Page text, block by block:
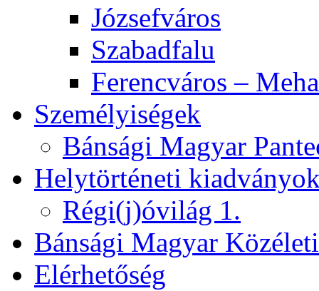
Józsefváros
Szabadfalu
Ferencváros –
Személyiségek
Bánsági Magyar
Helytörténeti
Régi(j)óvilág 1.
Bánsági Magyar
Elérhetőség